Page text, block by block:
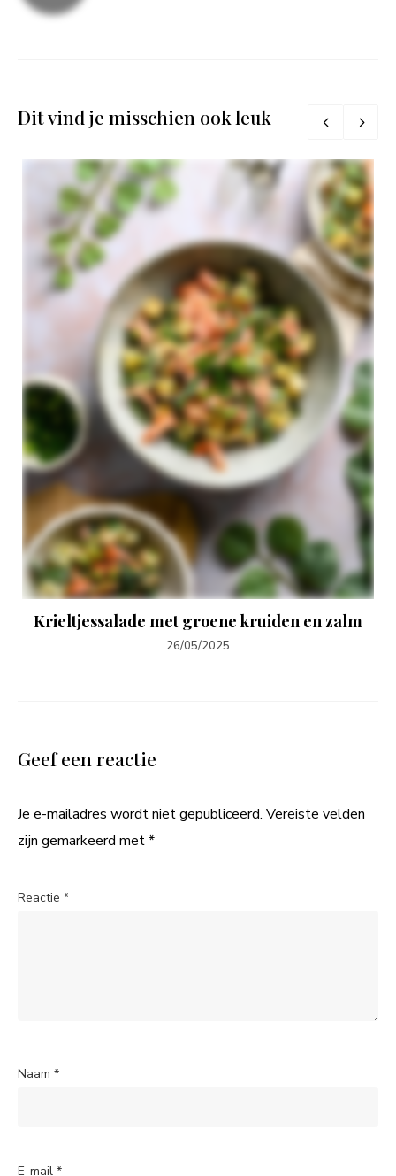
Dit vind je misschien ook leuk
Krieltjessalade met groene kruiden en zalm
26/05/2025
Geef een reactie
Je e-mailadres wordt niet gepubliceerd. Vereiste velden
zijn gemarkeerd met*
Reactie *
Naam *
E-mail *